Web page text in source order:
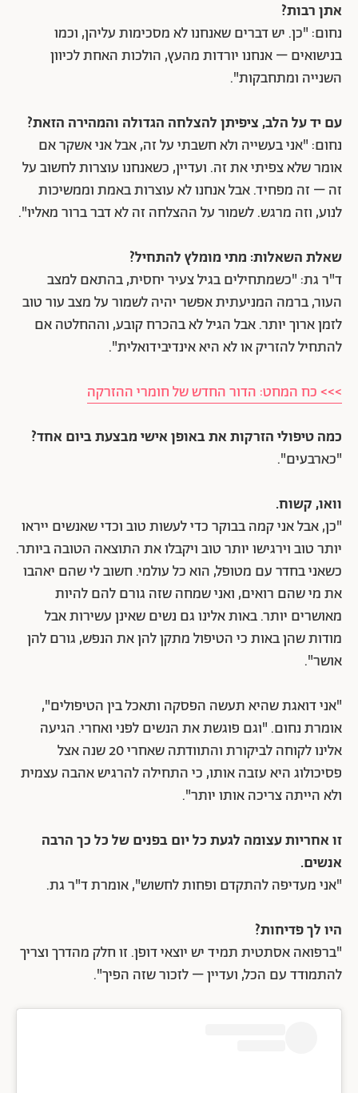
אתן רבות?
נחום: "כן. יש דברים שאנחנו לא מסכימות עליהן, וכמו
בנישואים – אנחנו יורדות מהעץ, הולכות האחת לכיוון
השנייה ומתחבקות".
עם יד על הלב, ציפיתן להצלחה הגדולה והמהירה הזאת?
נחום: "אני בעשייה ולא חשבתי על זה, אבל אני אשקר אם
אומר שלא צפיתי את זה. ועדיין, כשאנחנו עוצרות לחשוב על
זה – זה מפחיד. אבל אנחנו לא עוצרות באמת וממשיכות
לנוע, וזה מרגש. לשמור על ההצלחה זה לא דבר ברור מאליו".
שאלת השאלות: מתי מומלץ להתחיל?
ד"ר גת: "כשמתחילים בגיל צעיר יחסית, בהתאם למצב
העור, ברמה המניעתית אפשר יהיה לשמור על מצב עור טוב
לזמן ארוך יותר. אבל הגיל לא בהכרח קובע, וההחלטה אם
להתחיל להזריק או לא היא אינדיבידואלית".
>>> כח המחט: הדור החדש של חומרי ההזרקה
כמה טיפולי הזרקות את באופן אישי מבצעת ביום אחד?
"כארבעים".
וואו, קשוח.
"כן, אבל אני קמה בבוקר כדי לעשות טוב וכדי שאנשים ייראו
יותר טוב וירגישו יותר טוב ויקבלו את התוצאה הטובה ביותר.
כשאני בחדר עם מטופל, הוא כל עולמי. חשוב לי שהם יאהבו
את מי שהם רואים, ואני שמחה שזה גורם להם להיות
מאושרים יותר. באות אלינו גם נשים שאינן עשירות אבל
מודות שהן באות כי הטיפול מתקן להן את הנפש, גורם להן
אושר".
"אני דואגת שהיא תעשה הפסקה ותאכל בין הטיפולים",
אומרת נחום. "וגם פוגשת את הנשים לפני ואחרי. הגיעה
אלינו לקוחה לביקורת והתוודתה שאחרי 20 שנה אצל
פסיכולוג היא עזבה אותו, כי התחילה להרגיש אהבה עצמית
ולא הייתה צריכה אותו יותר".
זו אחריות עצומה לגעת כל יום בפנים של כל כך הרבה
אנשים.
"אני מעדיפה להתקדם ופחות לחשוש", אומרת ד"ר גת.
היו לך פדיחות?
"ברפואה אסתטית תמיד יש יוצאי דופן. זו חלק מהדרך וצריך
להתמודד עם הכל, ועדיין – לזכור שזה הפיך".